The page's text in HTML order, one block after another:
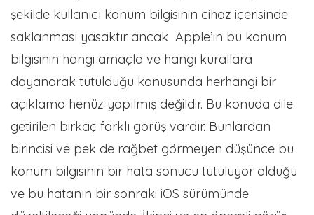
şekilde kullanıcı konum bilgisinin cihaz içerisinde
saklanması yasaktır ancak Apple’ın bu konum
bilgisinin hangi amaçla ve hangi kurallara
dayanarak tutulduğu konusunda herhangi bir
açıklama henüz yapılmış değildir. Bu konuda dile
getirilen birkaç farklı görüş vardır. Bunlardan
birincisi ve pek de rağbet görmeyen düşünce bu
konum bilgisinin bir hata sonucu tutuluyor olduğu
ve bu hatanın bir sonraki iOS sürümünde